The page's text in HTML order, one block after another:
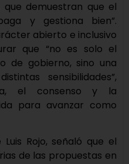
que demuestran que el
y gestiona bien”.
abierto e inclusivo
que “no es solo el
de gobierno, sino una
sensibilidades”,
el consenso y la
para avanzar como
Rojo, señaló que el
de las propuestas en